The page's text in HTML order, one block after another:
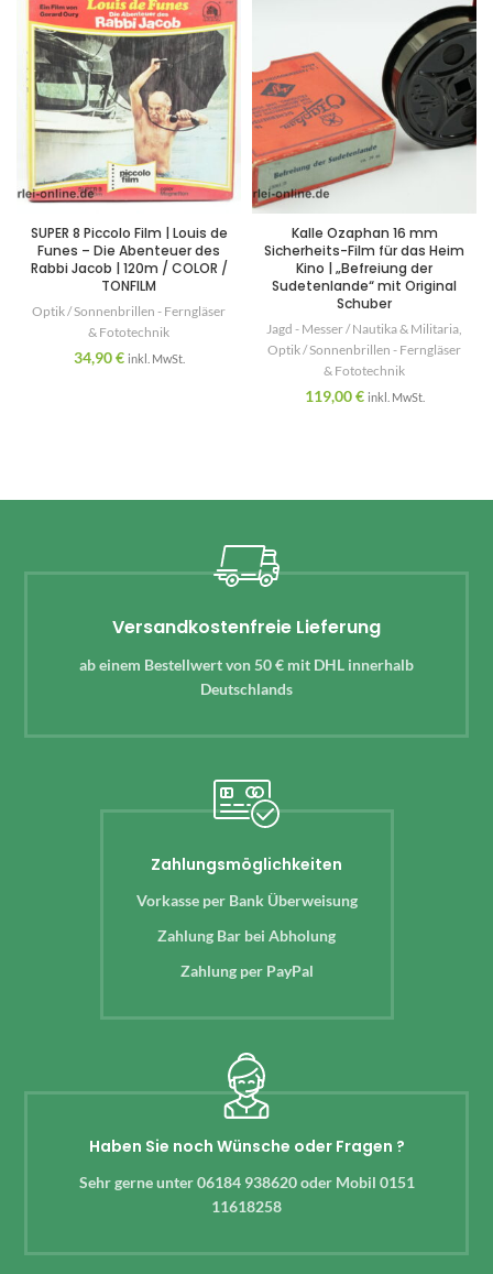
SUPER 8 Piccolo Film | Louis de
Funes – Die Abenteuer des
Rabbi Jacob | 120m / COLOR /
TONFILM
Optik / Sonnenbrillen - Ferngläser
& Fototechnik
34,90€ inkl. MwSt.
Kalle Ozaphan 16 mm
Sicherheits-Film für das Heim
Kino | „Befreiung der
Sudetenlande“ mit Original
Schuber
Jagd - Messer / Nautika & Militaria
Optik / Sonnenbrillen - Ferngläser
& Fototechnik
119,00€ inkl. MwSt.
Versandkostenfreie Lieferung
ab einem Bestellwert von 50 € mit DHL innerhalb
Deutschlands
Zahlungsmöglichkeiten
Vorkasse per Bank Überweisung
Zahlung Bar bei Abholung
Zahlung per PayPal
Haben Sie noch Wünsche oder Fragen ?
Sehr gerne unter 06184 938620 oder Mobil 0151
11618258